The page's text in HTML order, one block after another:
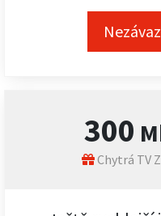
300
Chytrá TV